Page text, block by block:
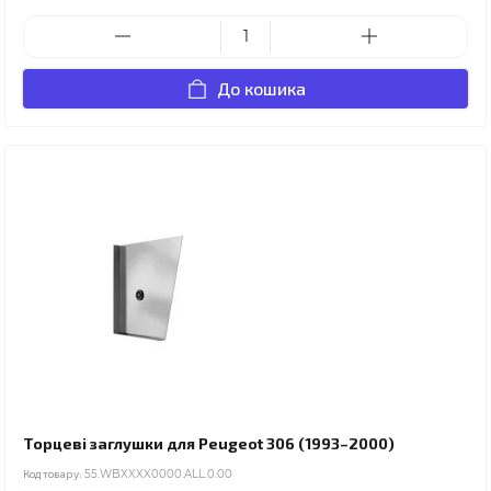
До кошика
Торцеві заглушки для Peugeot 306 (1993–2000)
Код товару: 55.WBXXXX0000.ALL.0.00